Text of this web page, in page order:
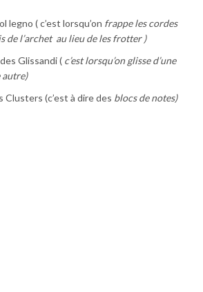
legno ( c’est lorsqu’on frappe les cordes
de l’archet au lieu de les frotter )
Glissandi ( c’est lorsqu’on glisse d’une
autre)
Clusters (c’est à dire des blocs de notes)